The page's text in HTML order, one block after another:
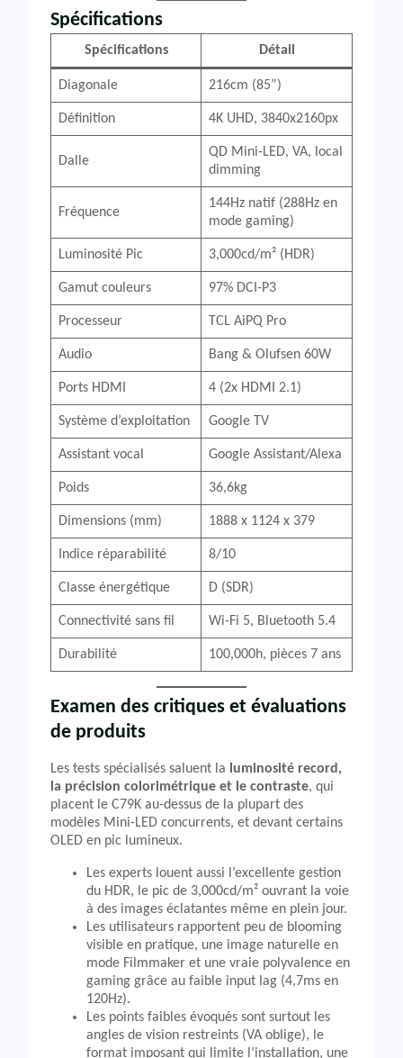
Spécifications
Spécifications Détail
Diagonale 216cm (85”)
Définition 4K UHD, 3840x2160px
Dalle
QD Mini-LED, VA, local
dimming
Fréquence
144Hz natif (288Hz en
mode gaming)
Luminosité Pic 3,000cd/m² (HDR)
Gamut couleurs 97% DCI-P3
Processeur TCL AiPQ Pro
Audio Bang & Olufsen 60W
Ports HDMI 4 (2x HDMI 2.1)
Système d’exploitation Google TV
Assistant vocal Google Assistant/Alexa
Poids 36,6kg
Dimensions (mm) 1888 x 1124 x 379
Indice réparabilité 8/10
Classe énergétique D (SDR)
Connectivité sans fil Wi-Fi 5, Bluetooth 5.4
Durabilité 100,000h, pièces 7 ans
Examen des critiques et évaluations
de produits
Les tests spécialisés saluent la luminosité record,
la précision colorimétrique et le contraste, qui
placent le C79K au-dessus de la plupart des
modèles Mini-LED concurrents, et devant certains
OLED en pic lumineux.
Les experts louent aussi l’excellente gestion
du HDR, le pic de 3,000cd/m² ouvrant la voie
à des images éclatantes même en plein jour.
Les utilisateurs rapportent peu de blooming
visible en pratique, une image naturelle en
mode Filmmaker et une vraie polyvalence en
gaming grâce au faible input lag (4,7ms en
120Hz).
Les points faibles évoqués sont surtout les
angles de vision restreints (VA oblige), le
format imposant qui limite l’installation, une